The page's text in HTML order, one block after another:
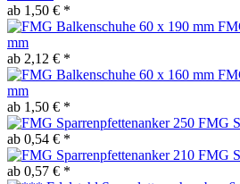
ab 1,50 € *
mm
ab 2,12 € *
mm
ab 1,50 € *
FMG
ab 0,54 € *
FMG
ab 0,57 € *